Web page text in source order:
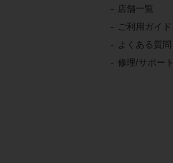
店舗一覧
ご利用ガイド
よくある質問
修理/サポート